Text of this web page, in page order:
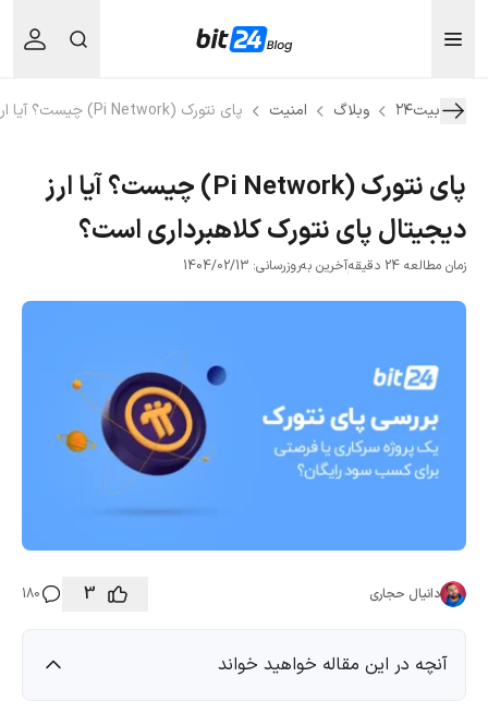
بیت۲۴ وبلاگ امنیت پای نتورک (Pi Network) چیست؟ آیا ارز دیجیتال پای نتورک کلاهبرداری است؟
پای نتورک (Pi Network) چیست؟ آیا ارز
دیجیتال پای نتورک کلاهبرداری است؟
زمان مطالعه 24 دقیقه آخرین به‌روزرسانی: 1404/02/13
دانیال حجاری 3
180
آنچه در این مقاله خواهید خواند